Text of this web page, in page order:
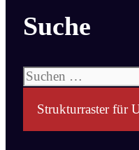
Suche
Suchen
Strukturraster für